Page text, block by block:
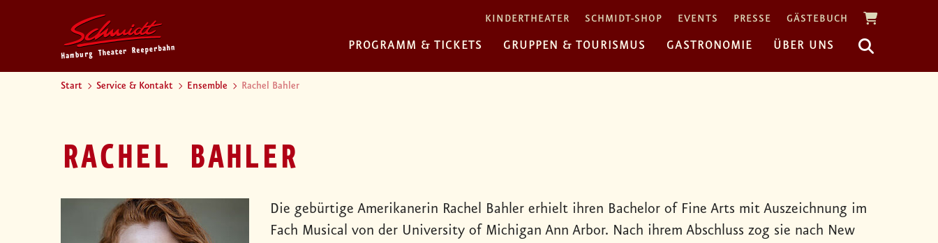
KINDERTHEATER SCHMIDT-SHOP EVENTS PRESSE GÄSTEBUCH
PROGRAMM & TICKETS GRUPPEN & TOURISMUS GASTRONOMIE ÜBER UNS
Start Service & Kontakt Ensemble Rachel Bahler
RACHEL BAHLER
Die gebürtige Amerikanerin Rachel Bahler erhielt ihren Bachelor of Fine Arts mit Auszeichnung im
Fach Musical von der University of Michigan Ann Arbor. Nach ihrem Abschluss zog sie nach New